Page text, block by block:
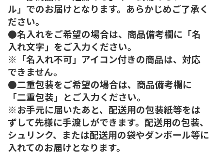
ル」でのお届けとなります。あらかじめご了承く
ださい。
●名入れをご希望の場合は、商品備考欄に「名
入れ文字」をご入力ください。
※「名入れ不可」アイコン付きの商品は、対応
できません。
●二重包装をご希望の場合は、商品備考欄に
「二重包装」とご入力ください。
※お手元に届いたあと、配送用の包装紙等をは
ずして先様に手渡しができます。配送用の包装、
シュリンク、または配送用の袋やダンボール等に
入れてのお届けとなります。